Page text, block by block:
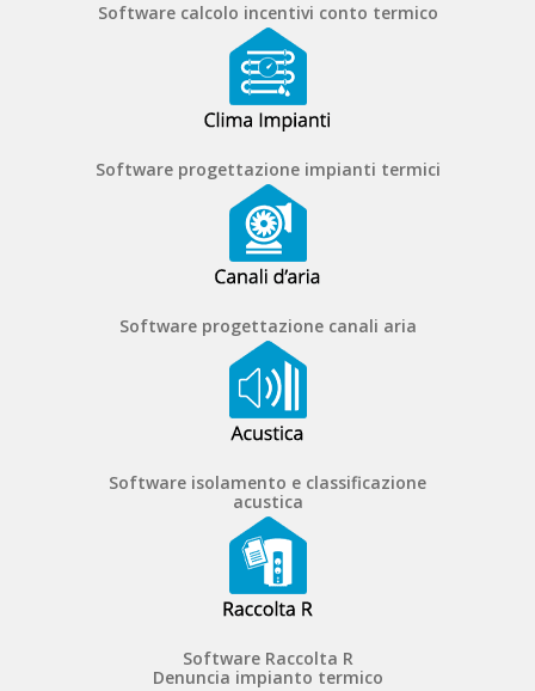
Software calcolo incentivi conto termico
Software progettazione impianti termici
Software progettazione canali aria
Software isolamento e classificazione
acustica
Software Raccolta R
Denuncia impianto termico